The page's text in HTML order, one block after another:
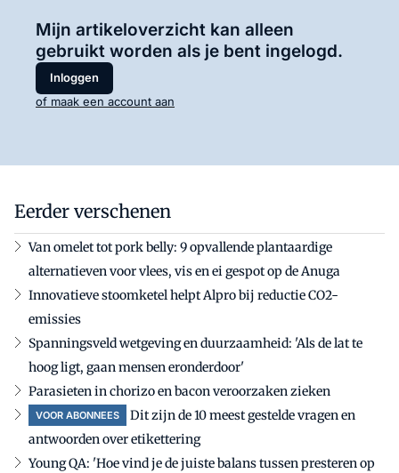
Mijn artikeloverzicht kan alleen
gebruikt worden als je bent ingelogd.
Inloggen
of maak een account aan
Eerder verschenen
Van omelet tot pork belly: 9 opvallende plantaardige
alternatieven voor vlees, vis en ei gespot op de Anuga
Innovatieve stoomketel helpt Alpro bij reductie CO2-
emissies
Spanningsveld wetgeving en duurzaamheid: 'Als de lat te
hoog ligt, gaan mensen eronderdoor'
Parasieten in chorizo en bacon veroorzaken zieken
VOOR ABONNEES
Dit zijn de 10 meest gestelde vragen en
antwoorden over etikettering
Young QA: 'Hoe vind je de juiste balans tussen presteren op